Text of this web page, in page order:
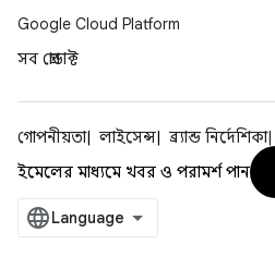
Google Cloud Platform
সব প্রোডাক্ট
গোপনীয়তা লাইসেন্স ব্র্যান্ড নির্দেশিকা
ইমেলের মাধ্যমে খবর ও পরামর্শ পান